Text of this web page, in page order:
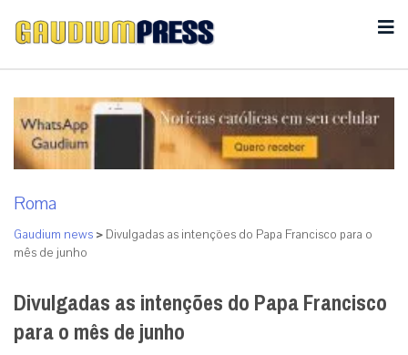
Roma
Gaudium news > Divulgadas as intenções do Papa Francisco para o
mês de junho
Divulgadas as intenções do Papa Francisco
para o mês de junho